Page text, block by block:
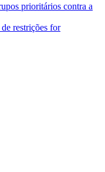
prioritários contra a
restrições for